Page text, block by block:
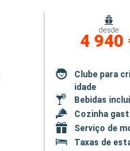
desde
4 940
Clube para
idade
Bebidas
Cozinha
Serviço de
Taxas de